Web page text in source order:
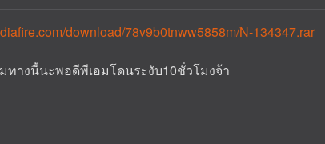
download/78v9b0tnww5858m/N-134347.rar
ทางนี้นะพอดีพีเอมโดนระงับ10ชั่วโมงจ้า